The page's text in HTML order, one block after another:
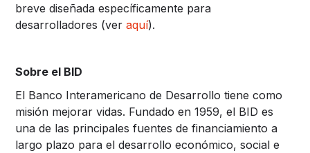
breve diseñada específicamente para
desarrolladores (veraquí).
Sobre el BID
El Banco Interamericano de Desarrollo tiene como
misión mejorar vidas. Fundado en 1959, el BID es
una de las principales fuentes de financiamiento a
largo plazo para el desarrollo económico, social e